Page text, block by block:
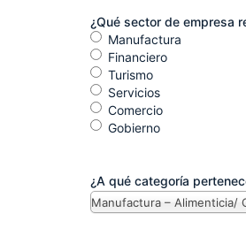
¿Qué sector de empresa
Manufactura
Financiero
Turismo
Servicios
Comercio
Gobierno
¿A qué categoría
Manufactura – Alimenticia/